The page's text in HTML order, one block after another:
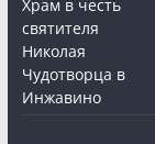
Храм в честь
святителя
Николая
Чудотворца в
Инжавино